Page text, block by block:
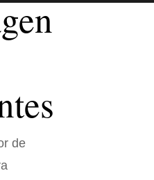
de